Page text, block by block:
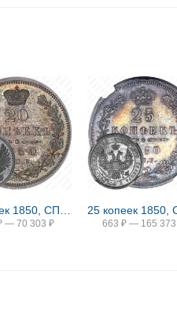
— 70 303 ₽ 663 ₽ — 165 373